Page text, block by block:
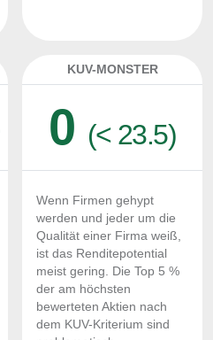
KUV-MONSTER
0 (< 23.5)
Wenn Firmen gehypt
werden und jeder um die
Qualität einer Firma weiß,
ist das Renditepotential
meist gering. Die Top 5 %
der am höchsten
bewerteten Aktien nach
dem KUV-Kriterium sind